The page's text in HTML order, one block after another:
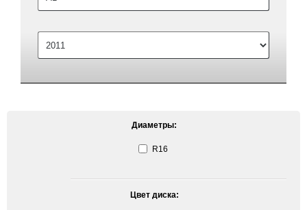
Диаметры:
R16
Цвет диска: